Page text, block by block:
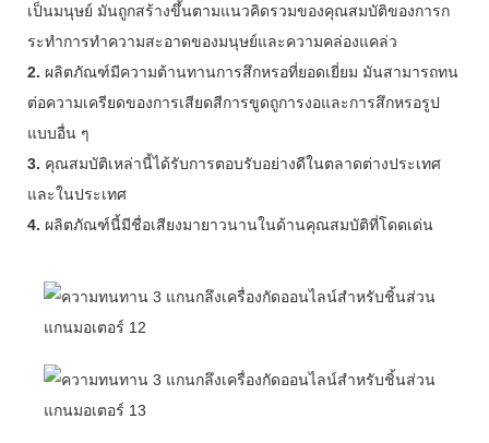
เป็นมนุษย์ มันถูกสร้างขึ้นตามแนวคิดรวมของคุณสมบัติของการก
ระทำการทำความสะอาดของมนุษย์และความคล่องแคล่ว
2. ผลิตภัณฑ์มีความต้านทานการสึกหรอที่ยอดเยี่ยม มันสามารถทน
ต่อความเครียดของการเสียดสีการขูดถูการงอและการสึกหรอรูป
แบบอื่น ๆ
3. คุณสมบัติเหล่านี้ได้รับการตอบรับอย่างดีในตลาดต่างประเทศ
และในประเทศ
4. ผลิตภัณฑ์นี้มีชื่อเสียงมายาวนานในด้านคุณสมบัติที่โดดเด่น